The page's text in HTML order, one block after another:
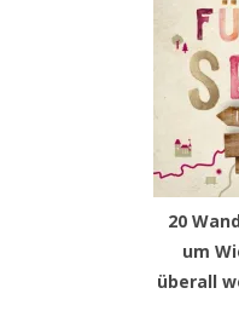
20
um
überall